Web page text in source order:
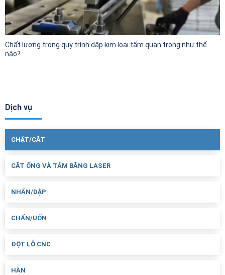
Chất lượng trong quy trình dập kim loại tấm quan trọng như thế
nào?
Dịch vụ
CHẶT/CẮT
CẮT ỐNG VÀ TẤM BẰNG LASER
NHẤN/DẬP
CHẤN/UỐN
ĐỘT LỖ CNC
HÀN